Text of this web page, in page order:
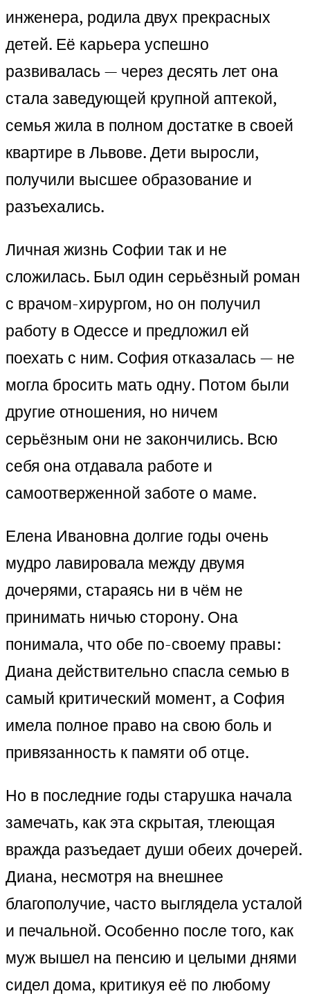
инженера, родила двух прекрасных
детей. Её карьера успешно
развивалась — через десять лет она
стала заведующей крупной аптекой,
семья жила в полном достатке в своей
квартире в Львове. Дети выросли,
получили высшее образование и
разъехались.
Личная жизнь Софии так и не
сложилась. Был один серьёзный роман
с врачом-хирургом, но он получил
работу в Одессе и предложил ей
поехать с ним. София отказалась — не
могла бросить мать одну. Потом были
другие отношения, но ничем
серьёзным они не закончились. Всю
себя она отдавала работе и
самоотверженной заботе о маме.
Елена Ивановна долгие годы очень
мудро лавировала между двумя
дочерями, стараясь ни в чём не
принимать ничью сторону. Она
понимала, что обе по-своему правы:
Диана действительно спасла семью в
самый критический момент, а София
имела полное право на свою боль и
привязанность к памяти об отце.
Но в последние годы старушка начала
замечать, как эта скрытая, тлеющая
вражда разъедает души обеих дочерей.
Диана, несмотря на внешнее
благополучие, часто выглядела усталой
и печальной. Особенно после того, как
муж вышел на пенсию и целыми днями
сидел дома, критикуя её по любому